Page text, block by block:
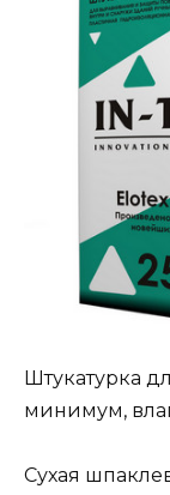
Штукатурка
минимум,
Сухая